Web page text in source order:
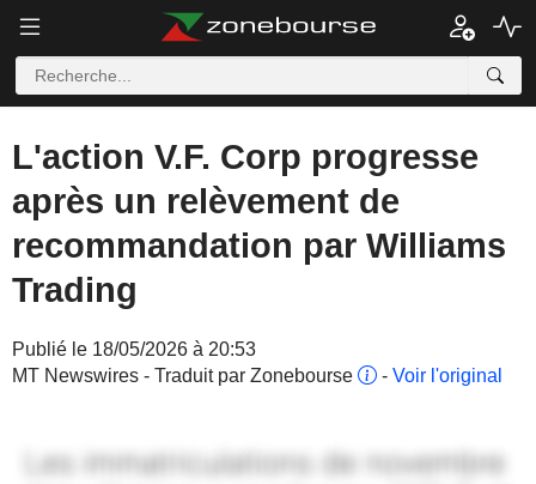
L'action V.F. Corp progresse
après un relèvement de
recommandation par Williams
Trading
Publié le 18/05/2026 à 20:53
MT Newswires - Traduit par Zonebourse
- Voir l'original